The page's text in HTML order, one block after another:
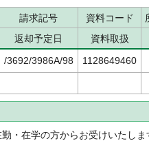
請求記号 資料コード
返却予定日
資料取扱
/3692/3986A/98
1128649460
・在学の方からお受けいたしま